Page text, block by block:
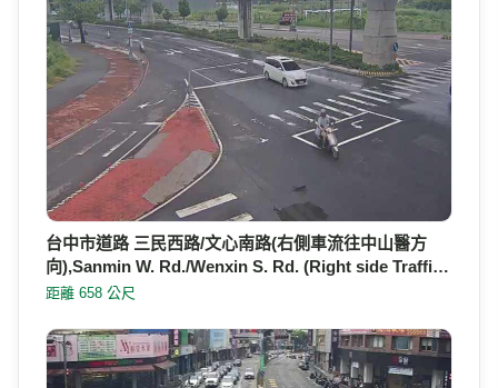
台中市道路 三民西路/文心南路(右側車流往中山醫方
向),Sanmin W. Rd./Wenxin S. Rd. (Right side Traffi…
距離 658 公尺